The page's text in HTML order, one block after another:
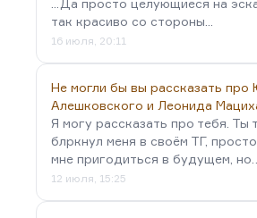
...Да просто целующиеся на
так красиво со стороны...
16 июля, 20:11
Не могли бы вы рассказать про
Алешковского и Леонида
Я могу рассказать про тебя. Ты
блркнул меня в своём ТГ,
мне пригодиться в будущем, но…
12 июля, 15:25